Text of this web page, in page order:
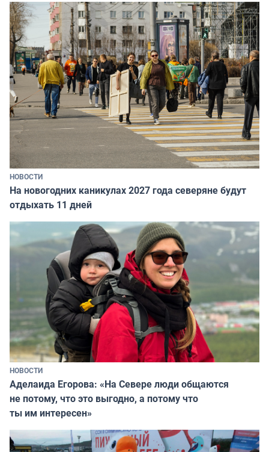
НОВОСТИ
На новогодних каникулах 2027 года северяне будут
отдыхать 11 дней
НОВОСТИ
Аделаида Егорова: «На Севере люди общаются
не потому, что это выгодно, а потому что
ты им интересен»